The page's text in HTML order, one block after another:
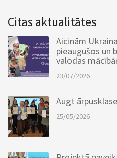
Citas aktualitātes
Aicinām
pieaugušos un
valodas
23/07/2026
Augt
25/05/2026